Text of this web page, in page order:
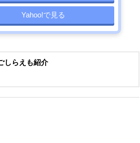
Yahoo!で見る
しらえも紹介